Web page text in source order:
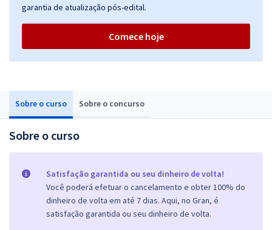
Sobre o curso Sobre o concurso
Sobre o curso
Satisfação garantida ou seu dinheiro de volta!
Você poderá efetuar o cancelamento e obter 100% do
dinheiro de volta em até 7 dias. Aqui, no Gran, é
satisfação garantida ou seu dinheiro de volta.
garantia de atualização pós-edital.
Comece hoje